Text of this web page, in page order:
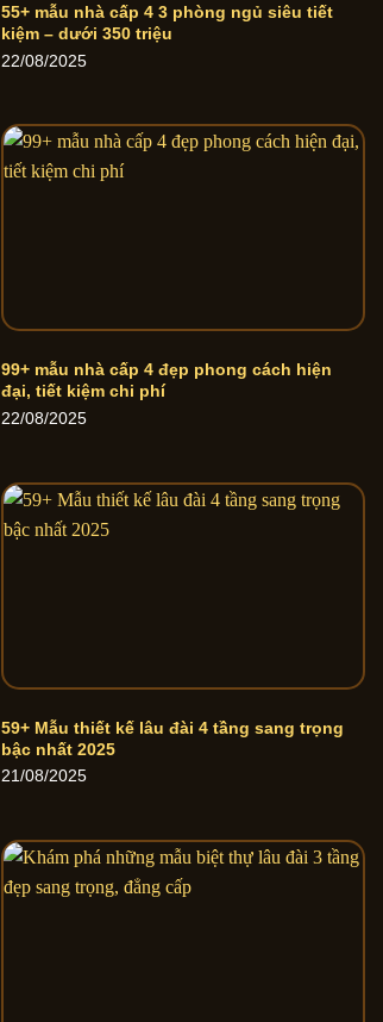
55+ mẫu nhà cấp 4 3 phòng ngủ siêu tiết
kiệm – dưới 350 triệu
22/08/2025
99+ mẫu nhà cấp 4 đẹp phong cách hiện
đại, tiết kiệm chi phí
22/08/2025
59+ Mẫu thiết kế lâu đài 4 tầng sang trọng
bậc nhất 2025
21/08/2025